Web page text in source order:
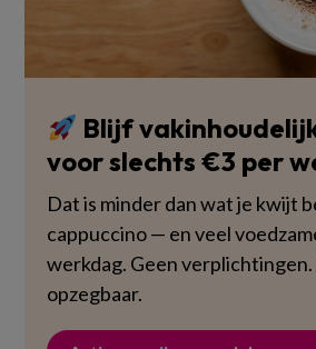
Blijf
voor slechts €3 per
Dat is minder dan wat je kwijt
cappuccino — en veel
werkdag. Geen
opzegbaar.